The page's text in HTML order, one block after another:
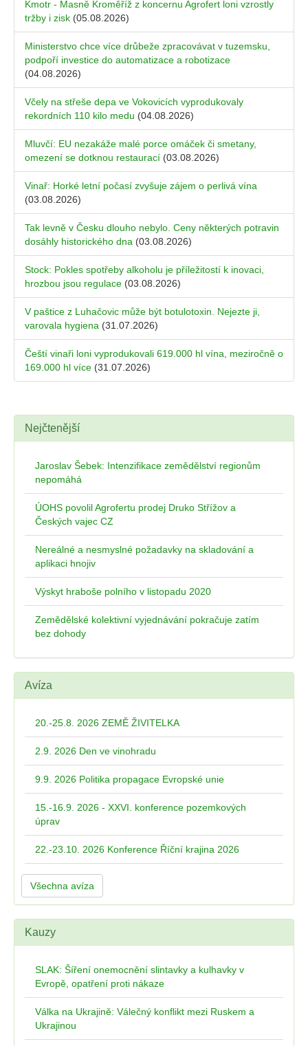
Kmotr - Masně Kroměříž z koncernu Agrofert loni vzrostly
tržby i zisk (05.08.2026)
Ministerstvo chce více drůbeže zpracovávat v tuzemsku,
podpoří investice do automatizace a robotizace
(04.08.2026)
Včely na střeše depa ve Vokovicích vyprodukovaly
rekordních 110 kilo medu (04.08.2026)
Mluvčí: EU nezakáže malé porce omáček či smetany,
omezení se dotknou restaurací (03.08.2026)
Vinař: Horké letní počasí zvyšuje zájem o perlivá vína
(03.08.2026)
Tak levně v Česku dlouho nebylo. Ceny některých potravin
dosáhly historického dna (03.08.2026)
Stock: Pokles spotřeby alkoholu je příležitostí k inovaci,
hrozbou jsou regulace (03.08.2026)
V paštice z Luhačovic může být botulotoxin. Nejezte ji,
varovala hygiena (31.07.2026)
Čeští vinaři loni vyprodukovali 619.000 hl vína, meziročně o
169.000 hl více (31.07.2026)
Nejčtenější
Jaroslav Šebek: Intenzifikace zemědělství regionům
nepomáhá
ÚOHS povolil Agrofertu prodej Druko Střížov a
Českých vajec CZ
Nereálné a nesmyslné požadavky na skladování a
aplikaci hnojiv
Výskyt hraboše polního v listopadu 2020
Zemědělské kolektivní vyjednávání pokračuje zatím
bez dohody
Avíza
20.-25.8. 2026 ZEMĚ ŽIVITELKA
2.9. 2026 Den ve vinohradu
9.9. 2026 Politika propagace Evropské unie
15.-16.9. 2026 - XXVI. konference pozemkových
úprav
22.-23.10. 2026 Konference Říční krajina 2026
Všechna avíza
Kauzy
SLAK: Šíření onemocnění slintavky a kulhavky v
Evropě, opatření proti nákaze
Válka na Ukrajině: Válečný konflikt mezi Ruskem a
Ukrajinou